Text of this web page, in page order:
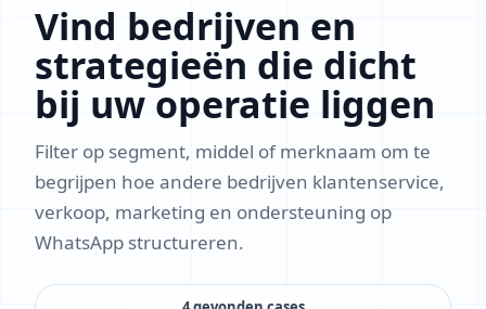
Vind bedrijven en
strategieën die dicht
bij uw operatie liggen
Filter op segment, middel of merknaam om te
begrijpen hoe andere bedrijven klantenservice,
verkoop, marketing en ondersteuning op
WhatsApp structureren.